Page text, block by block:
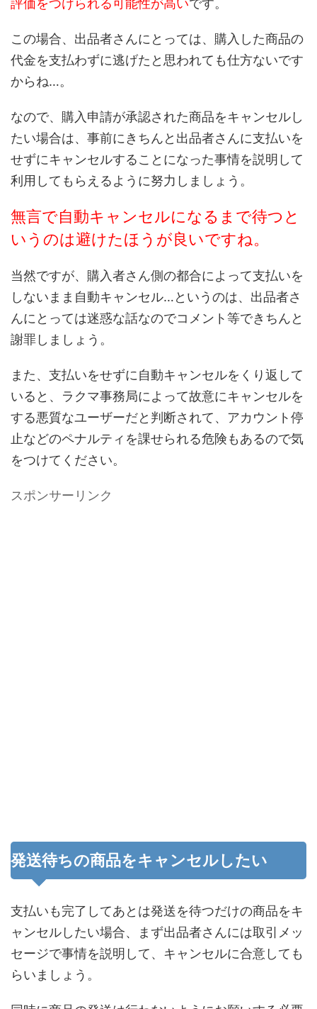
評価をつけられる可能性が高いです。
この場合、出品者さんにとっては、購入した商品の
代金を支払わずに逃げたと思われても仕方ないです
からね…。
なので、購入申請が承認された商品をキャンセルし
たい場合は、事前にきちんと出品者さんに支払いを
せずにキャンセルすることになった事情を説明して
利用してもらえるように努力しましょう。
無言で自動キャンセルになるまで待つと
いうのは避けたほうが良いですね。
当然ですが、購入者さん側の都合によって支払いを
しないまま自動キャンセル…というのは、出品者さ
んにとっては迷惑な話なのでコメント等できちんと
謝罪しましょう。
また、支払いをせずに自動キャンセルをくり返して
いると、ラクマ事務局によって故意にキャンセルを
する悪質なユーザーだと判断されて、アカウント停
止などのペナルティを課せられる危険もあるので気
をつけてください。
スポンサーリンク
発送待ちの商品をキャンセルしたい
支払いも完了してあとは発送を待つだけの商品をキ
ャンセルしたい場合、まず出品者さんには取引メッ
セージで事情を説明して、キャンセルに合意しても
らいましょう。